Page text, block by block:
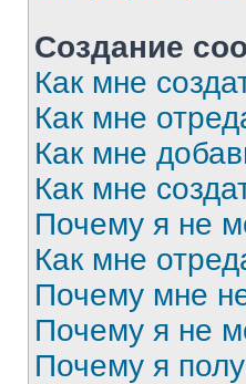
Создание
Как мне
Как мне
Как мне
Как мне
Почему я не
Как мне
Почему мне
Почему я не
Почему я